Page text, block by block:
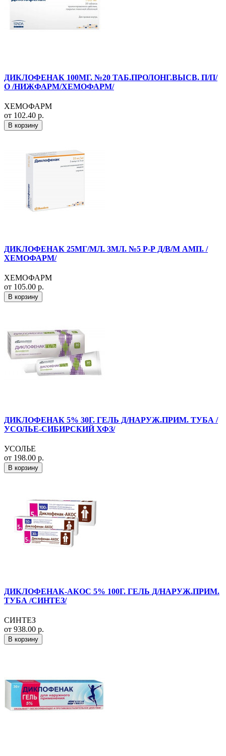
ДИКЛОФЕНАК 100МГ. №20 ТАБ.ПРОЛОНГ.ВЫСВ. П/П/
О /НИЖФАРМ/ХЕМОФАРМ/
ХЕМОФАРМ
от 102.40 р.
В корзину
ДИКЛОФЕНАК 25МГ/МЛ. 3МЛ. №5 Р-Р Д/В/М АМП. /
ХЕМОФАРМ/
ХЕМОФАРМ
от 105.00 р.
В корзину
ДИКЛОФЕНАК 5% 30Г. ГЕЛЬ Д/НАРУЖ.ПРИМ. ТУБА /
УСОЛЬЕ-СИБИРСКИЙ ХФЗ/
УСОЛЬЕ
от 198.00 р.
В корзину
ДИКЛОФЕНАК-АКОС 5% 100Г. ГЕЛЬ Д/НАРУЖ.ПРИМ.
ТУБА /СИНТЕЗ/
СИНТЕЗ
от 938.00 р.
В корзину